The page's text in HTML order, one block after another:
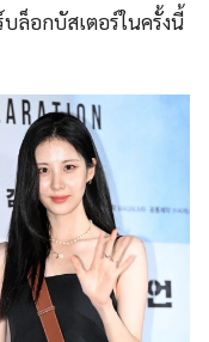
ล็อกบัสเตอร์ในครั้งนี้